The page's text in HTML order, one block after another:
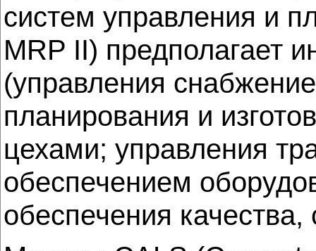
систем управления и
MRP II) предполагает
(управления
планирования и
цехами; управления
обеспечением
обеспечения